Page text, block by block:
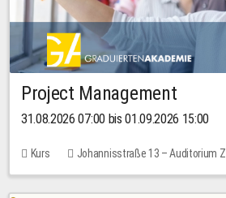
Project Management
31.08.2026 07:00 bis 01.09.2026 15:00
Kurs
Johannisstraße 13 – Auditorium
Keine freien Plätze
30,00 EUR